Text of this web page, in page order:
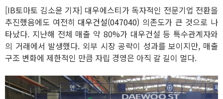
[IB토마토 김소윤 기자] 대우에스티가 독자적인 전문기업 전환을
추진했음에도 여전히 대우건설(047040) 의존도가 큰 것으로 나
타났다. 지난해 전체 매출 약 80%가 대우건설 등 특수관계자와
의 거래에서 발생했다. 외부 시장 공략이 성과를 보이지만, 매출
구조 변화에 제한적인 만큼 자립 경영은 아직 갈 길이 멀다.